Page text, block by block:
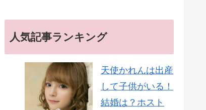
人気記事ランキング
天使かれんは出産
して子供がいる！
結婚は？ホスト